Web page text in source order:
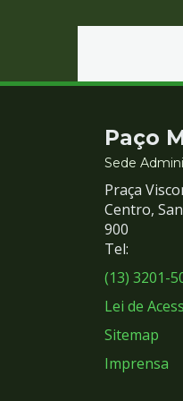
e
Paço
Sede
Praça
Centro,
900
Tel:
(13) 3201-
Lei de
Sitemap
Imprensa